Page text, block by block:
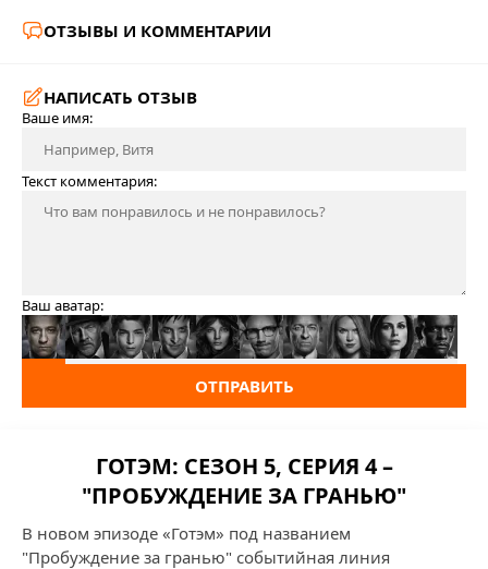
ОТЗЫВЫ И КОММЕНТАРИИ
НАПИСАТЬ ОТЗЫВ
Ваше имя:
Текст комментария:
Ваш аватар:
ОТПРАВИТЬ
ГОТЭМ: СЕЗОН 5, СЕРИЯ 4 –
"ПРОБУЖДЕНИЕ ЗА ГРАНЬЮ"
В новом эпизоде «Готэм» под названием
"Пробуждение за гранью" событийная линия